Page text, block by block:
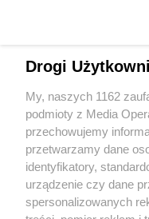
Wydawca mediów
Nie zapomnij
Drogi
My, naszych 1162
podmioty z Media
przechowujemy
przetwarzamy dane
identyfikatory,
urządzenie czy dane
spersonalizowanych